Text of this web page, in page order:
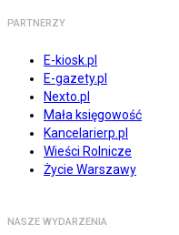
PARTNERZY
E-kiosk.pl
E-gazety.pl
Nexto.pl
Mała księgowość
Kancelarierp.pl
Wieści Rolnicze
Życie Warszawy
NASZE WYDARZENIA